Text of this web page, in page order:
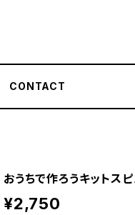
CONTACT
おうちで作ろうキットスピ
¥2,750